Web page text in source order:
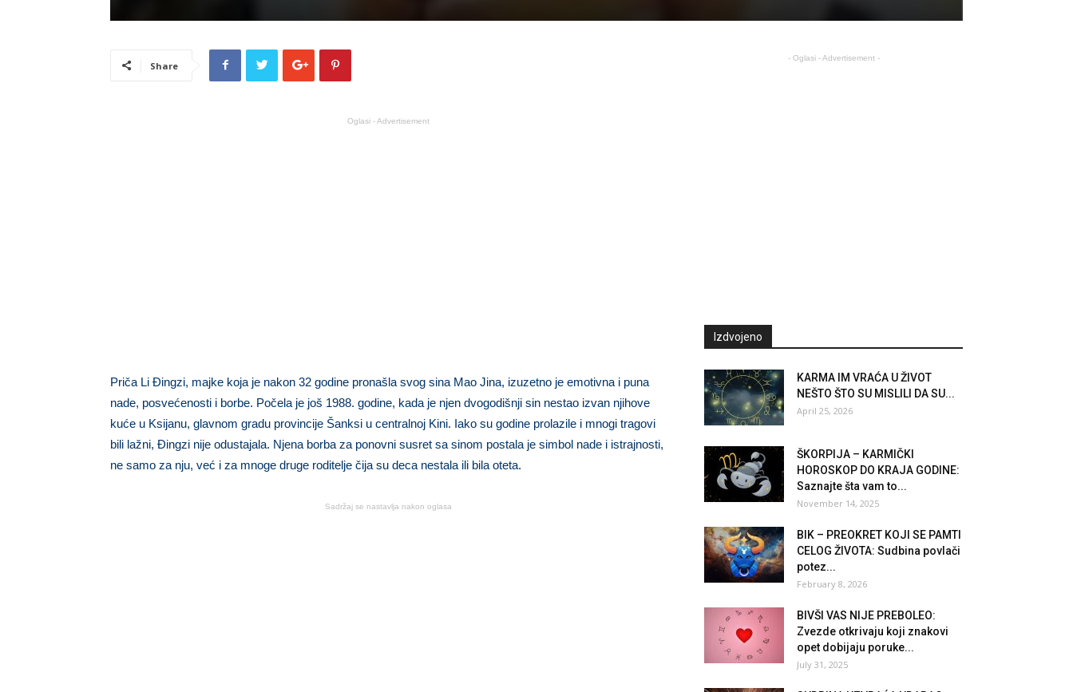
Share
Oglasi - Advertisement
Priča Li Đingzi, majke koja je nakon 32 godine pronašla svog sina Mao Jina, izuzetno je emotivna i puna
nade, posvećenosti i borbe. Počela je još 1988. godine, kada je njen dvogodišnji sin nestao izvan njihove
kuće u Ksijanu, glavnom gradu provincije Šanksi u centralnoj Kini. Iako su godine prolazile i mnogi tragovi
bili lažni, Đingzi nije odustajala. Njena borba za ponovni susret sa sinom postala je simbol nade i istrajnosti,
ne samo za nju, već i za mnoge druge roditelje čija su deca nestala ili bila oteta.
Sadržaj se nastavlja nakon oglasa
- Oglasi - Advertisement -
Izdvojeno
KARMA IM VRAĆA U ŽIVOT
NEŠTO ŠTO SU MISLILI DA SU...
April 25, 2026
ŠKORPIJA – KARMIČKI
HOROSKOP DO KRAJA GODINE:
Saznajte šta vam to...
November 14, 2025
BIK – PREOKRET KOJI SE PAMTI
CELOG ŽIVOTA: Sudbina povlači
potez...
February 8, 2026
BIVŠI VAS NIJE PREBOLEO:
Zvezde otkrivaju koji znakovi
opet dobijaju poruke...
July 31, 2025